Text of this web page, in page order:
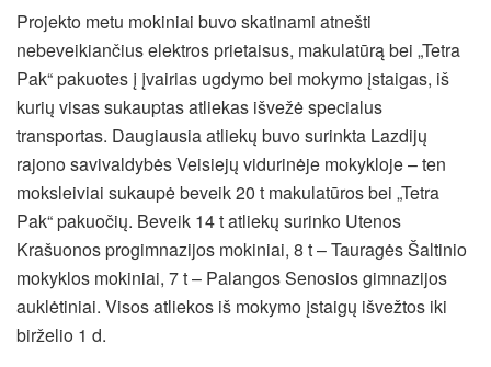
Projekto metu mokiniai buvo skatinami atnešti
nebeveikiančius elektros prietaisus, makulatūrą bei „Tetra
Pak“ pakuotes į įvairias ugdymo bei mokymo įstaigas, iš
kurių visas sukauptas atliekas išvežė specialus
transportas. Daugiausia atliekų buvo surinkta Lazdijų
rajono savivaldybės Veisiejų vidurinėje mokykloje – ten
moksleiviai sukaupė beveik 20 t makulatūros bei „Tetra
Pak“ pakuočių. Beveik 14 t atliekų surinko Utenos
Krašuonos progimnazijos mokiniai, 8 t – Tauragės Šaltinio
mokyklos mokiniai, 7 t – Palangos Senosios gimnazijos
auklėtiniai. Visos atliekos iš mokymo įstaigų išvežtos iki
birželio 1 d.